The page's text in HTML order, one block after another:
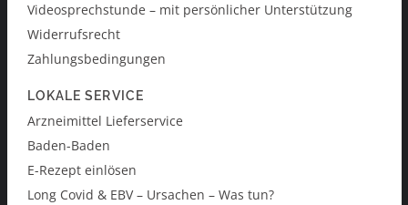
Videosprechstunde – mit persönlicher Unterstützung
Widerrufsrecht
Zahlungsbedingungen
LOKALE SERVICE
Arzneimittel Lieferservice
Baden-Baden
E-Rezept einlösen
Long Covid & EBV – Ursachen – Was tun?